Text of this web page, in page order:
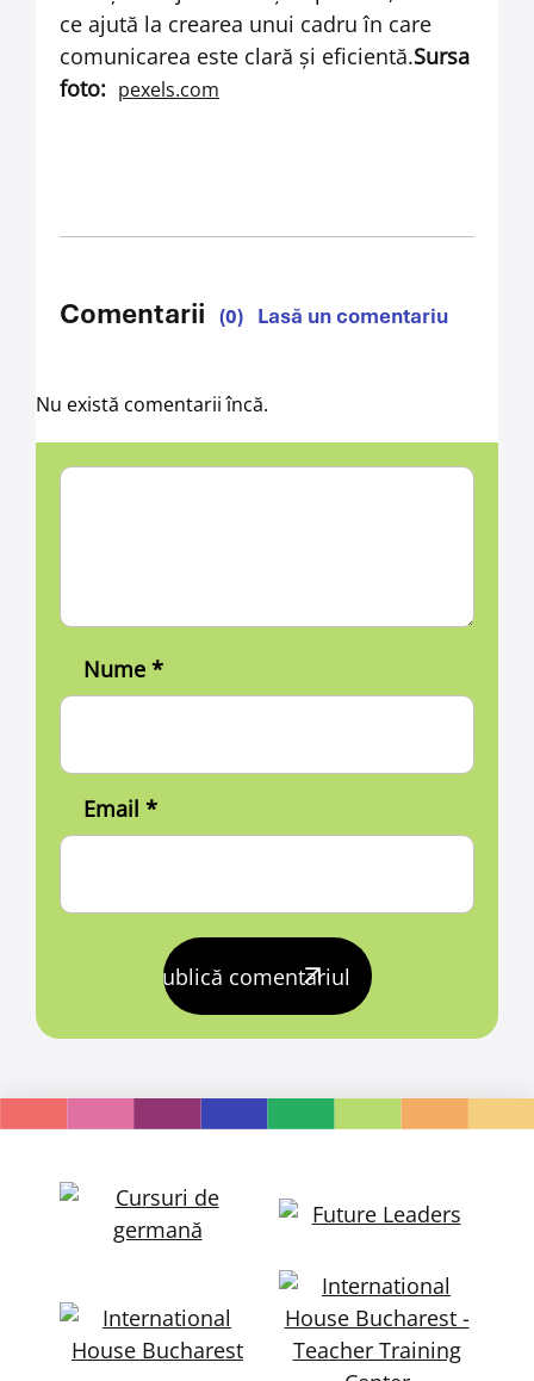
ce ajută la crearea unui cadru în care
comunicarea este clară și eficientă.Sursa
foto: pexels.com
Comentarii (0) Lasă un comentariu
Nu există comentarii încă.
Nume *
Email *